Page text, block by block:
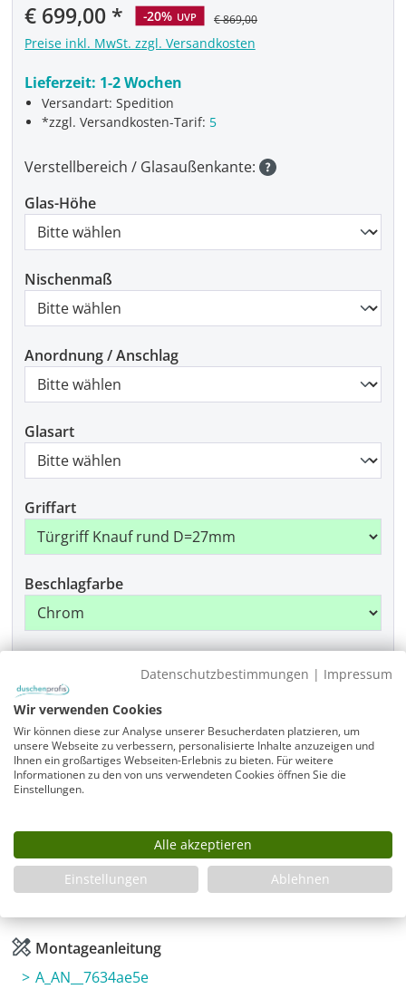
Verkaufspreis:
€ 699,00 -20% UVP € 869,00
Preise inkl. MwSt. zzgl. Versandkosten
Lieferzeit: 1-2 Wochen
Versandart: Spedition
*zzgl. Versandkosten-Tarif: 5
Verstellbereich / Glasaußenkante:
Glas-Höhe
Nischenmaß
Anordnung / Anschlag
Glasart
Griffart
Beschlagfarbe
Produkt Anzahl: Gib den gewünschten
In den Warenkorb
Infos
Fragen zum Artikel
Planungshilfe
Montageanleitung
A_AN__7634ae5e
Datenschutzbestimmungen | Impressum
Wir verwenden Cookies
Wir können diese zur Analyse unserer Besucherdaten platzieren, um
unsere Webseite zu verbessern, personalisierte Inhalte anzuzeigen und
Ihnen ein großartiges Webseiten-Erlebnis zu bieten. Für weitere
Informationen zu den von uns verwendeten Cookies öffnen Sie die
Einstellungen.
Alle akzeptieren
Einstellungen
Ablehnen